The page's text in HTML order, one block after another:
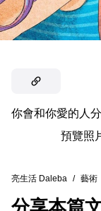
你會和你愛的人
預覽照
亮生活 Daleba / 藝術